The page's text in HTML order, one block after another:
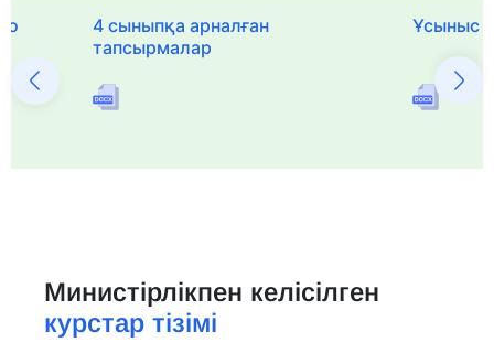
4 сыныпқа арналған
тапсырмалар
Ұсыныс
Министірлікпен келісілген
курстар тізімі